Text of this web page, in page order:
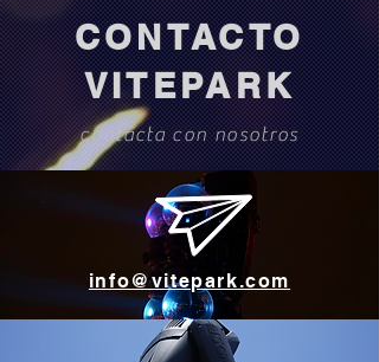
CONTACTO
VITEPARK
contacta con nosotros
info@vitepark.com